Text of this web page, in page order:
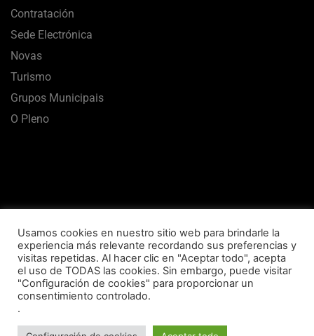
Contratación
Sede Electrónica
Novas
Turismo
Grupos Municipais
O Pleno
Aviso Legal Termos de usoPolítica de Privacidade
Política de CookiesMapa Web
Concello de Vilalba © 2020 Todos los derechos reservados
Usamos cookies en nuestro sitio web para brindarle la
experiencia más relevante recordando sus preferencias y
visitas repetidas. Al hacer clic en "Aceptar todo", acepta
el uso de TODAS las cookies. Sin embargo, puede visitar
"Configuración de cookies" para proporcionar un
consentimiento controlado.
.